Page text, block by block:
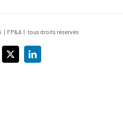
| FP&A | tous droits réservés
X LinkedIn